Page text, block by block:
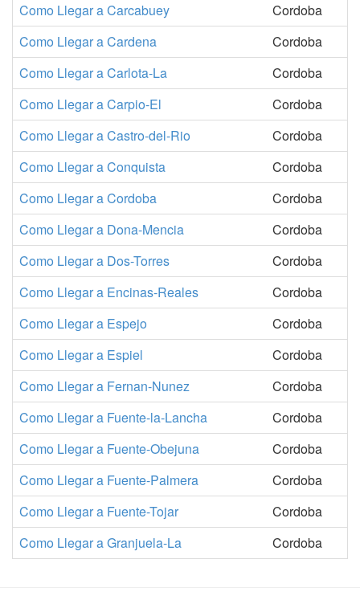
Como Llegar a Carcabuey
Cordoba
Como Llegar a Cardena
Cordoba
Como Llegar a Carlota-La
Cordoba
Como Llegar a Carpio-El
Cordoba
Como Llegar a Castro-del-Rio
Cordoba
Como Llegar a Conquista
Cordoba
Como Llegar a Cordoba
Cordoba
Como Llegar a Dona-Mencia
Cordoba
Como Llegar a Dos-Torres
Cordoba
Como Llegar a Encinas-Reales
Cordoba
Como Llegar a Espejo
Cordoba
Como Llegar a Espiel
Cordoba
Como Llegar a Fernan-Nunez
Cordoba
Como Llegar a Fuente-la-Lancha
Cordoba
Como Llegar a Fuente-Obejuna
Cordoba
Como Llegar a Fuente-Palmera
Cordoba
Como Llegar a Fuente-Tojar
Cordoba
Como Llegar a Granjuela-La
Cordoba